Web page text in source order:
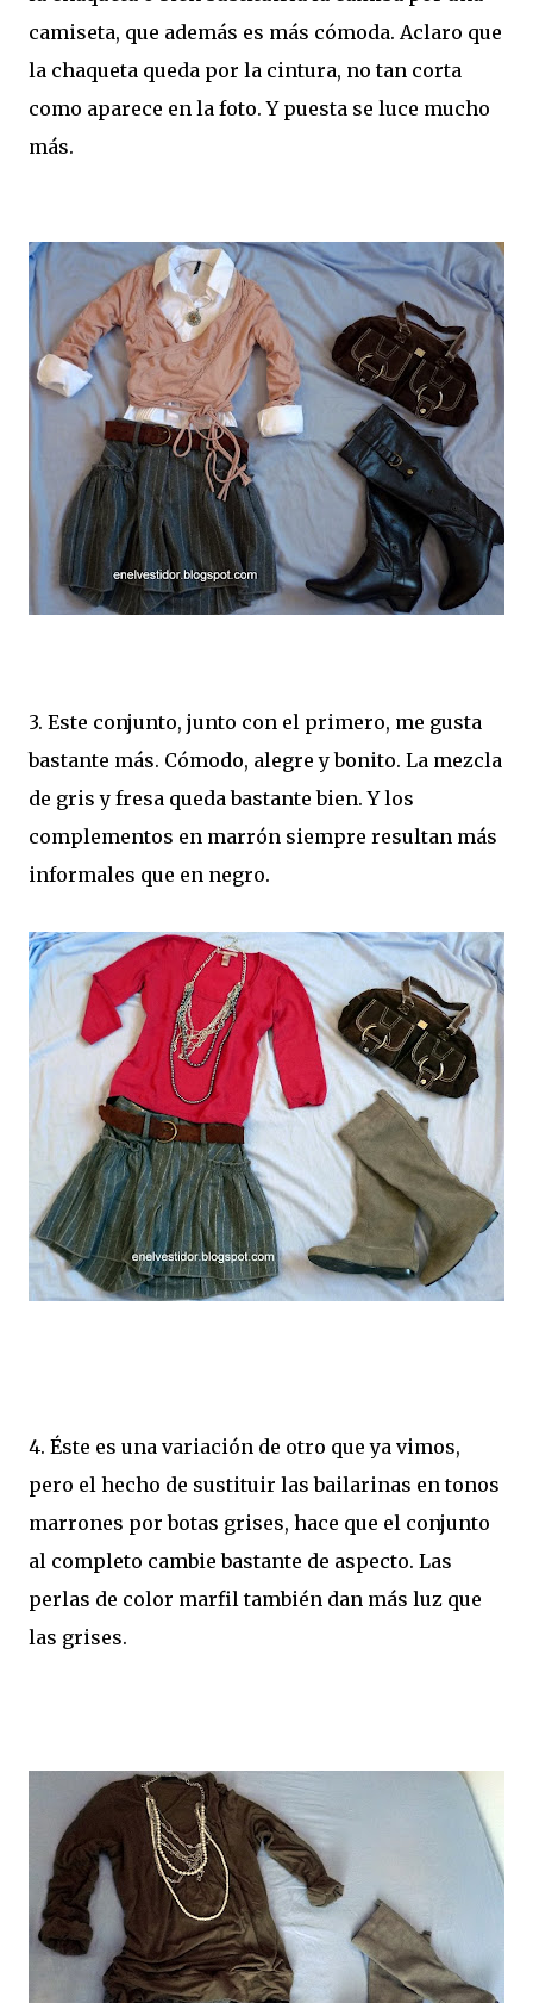
camiseta, que además es más cómoda. Aclaro que
la chaqueta queda por la cintura, no tan corta
como aparece en la foto. Y puesta se luce mucho
más.
3. Este conjunto, junto con el primero, me gusta
bastante más. Cómodo, alegre y bonito. La mezcla
de gris y fresa queda bastante bien. Y los
complementos en marrón siempre resultan más
informales que en negro.
4. Éste es una variación de otro que ya vimos,
pero el hecho de sustituir las bailarinas en tonos
marrones por botas grises, hace que el conjunto
al completo cambie bastante de aspecto. Las
perlas de color marfil también dan más luz que
las grises.